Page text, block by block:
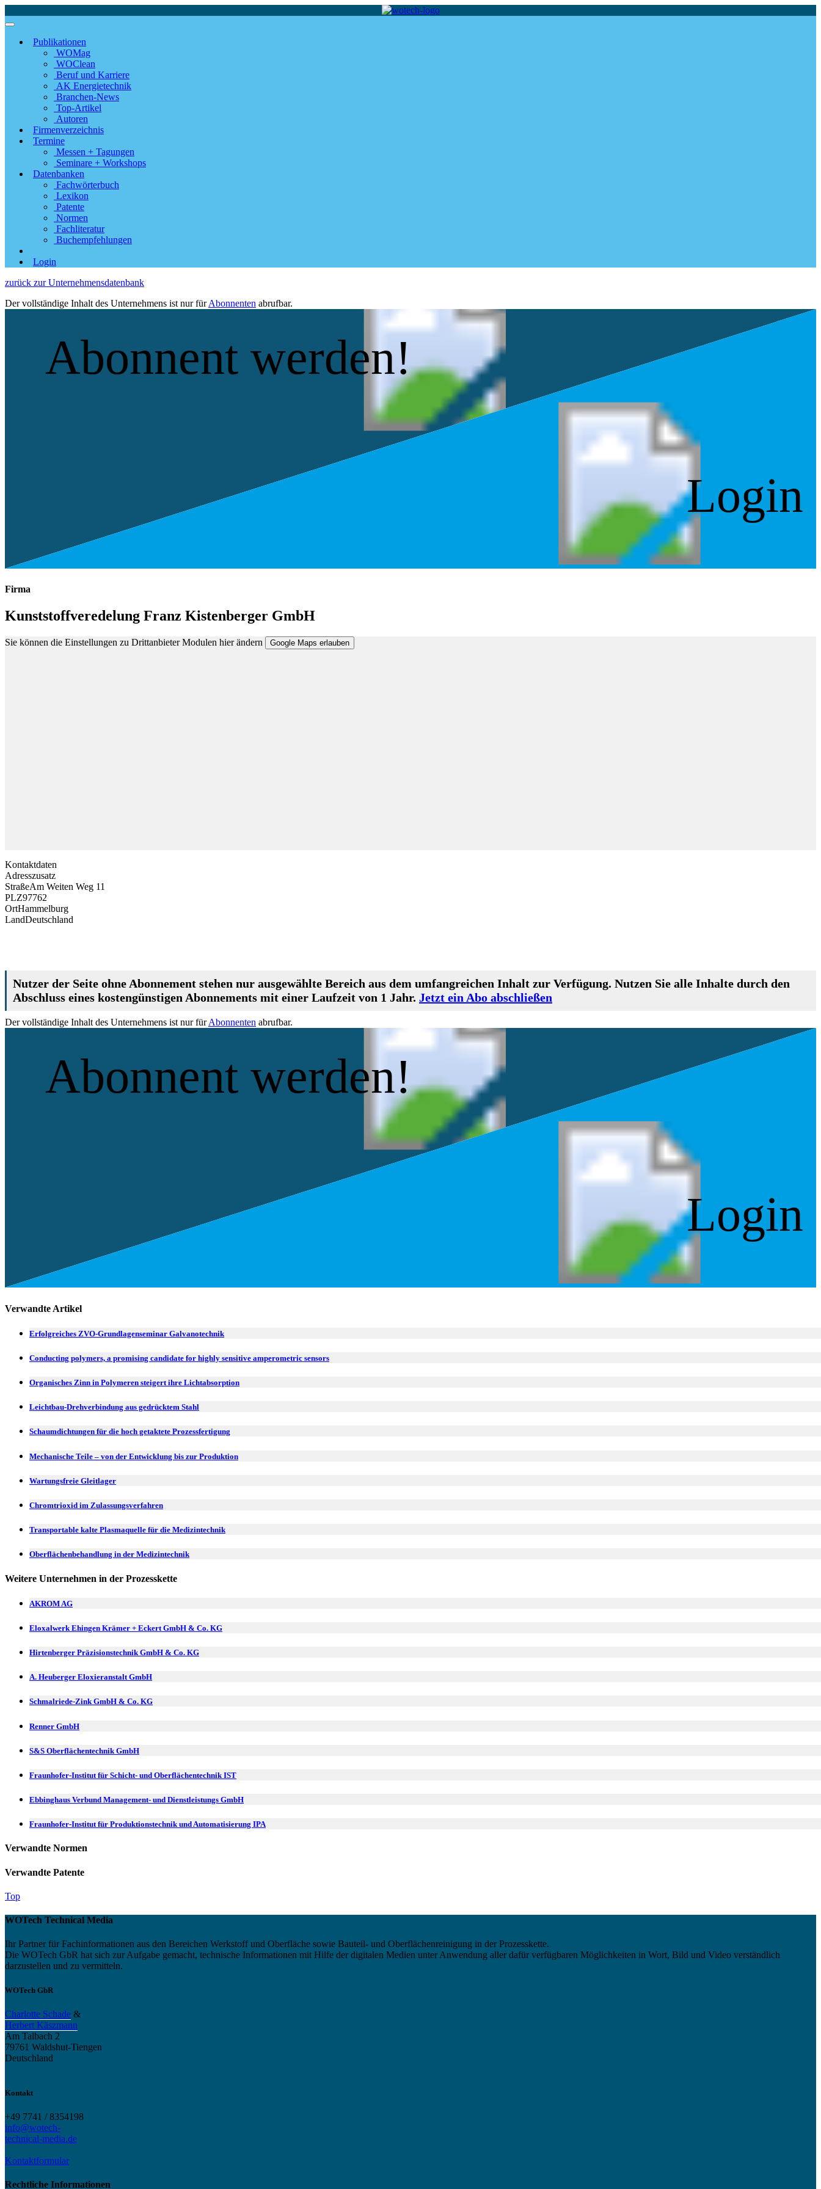
Publikationen
WOMag
WOClean
Beruf und Karriere
AK Energietechnik
Branchen-News
Top-Artikel
Autoren
Firmenverzeichnis
Termine
Messen + Tagungen
Seminare + Workshops
Datenbanken
Fachwörterbuch
Lexikon
Patente
Normen
Fachliteratur
Buchempfehlungen
Login
zurück zur Unternehmensdatenbank
Der vollständige Inhalt des Unternehmens ist nur fürAbonnenten abrufbar.
Abonnent werden!
Login
Firma
Kunststoffveredelung Franz Kistenberger GmbH
Sie können die Einstellungen zu Drittanbieter Modulen hier ändern Google Maps erlauben
Kontaktdaten
Adresszusatz
StraßeAm Weiten Weg 11
PLZ97762
OrtHammelburg
LandDeutschland
Nutzer der Seite ohne Abonnement stehen nur ausgewählte Bereich aus dem umfangreichen Inhalt zur Verfügung. Nutzen Sie alle Inhalte durch den
Abschluss eines kostengünstigen Abonnements mit einer Laufzeit von 1 Jahr. Jetzt ein Abo abschließen
Der vollständige Inhalt des Unternehmens ist nur fürAbonnenten abrufbar.
Abonnent werden!
Login
Verwandte Artikel
Erfolgreiches ZVO-Grundlagenseminar Galvanotechnik
Conducting polymers, a promising candidate for highly sensitive amperometric sensors
Organisches Zinn in Polymeren steigert ihre Lichtabsorption
Leichtbau-Drehverbindung aus gedrücktem Stahl
Schaumdichtungen für die hoch getaktete Prozessfertigung
Mechanische Teile – von der Entwicklung bis zur Produktion
Wartungsfreie Gleitlager
Chromtrioxid im Zulassungsverfahren
Transportable kalte Plasmaquelle für die Medizintechnik
Oberflächenbehandlung in der Medizintechnik
Weitere Unternehmen in der Prozesskette
AKROM AG
Eloxalwerk Ehingen Krämer + Eckert GmbH & Co. KG
Hirtenberger Präzisionstechnik GmbH & Co. KG
A. Heuberger Eloxieranstalt GmbH
Schmalriede-Zink GmbH & Co. KG
Renner GmbH
S&S Oberflächentechnik GmbH
Fraunhofer-Institut für Schicht- und Oberflächentechnik IST
Ebbinghaus Verbund Management- und Dienstleistungs GmbH
Fraunhofer-Institut für Produktionstechnik und Automatisierung IPA
Verwandte Normen
Verwandte Patente
Top
WOTech Technical Media
Ihr Partner für Fachinformationen aus den Bereichen Werkstoff und Oberfläche sowie Bauteil- und Oberflächenreinigung in der Prozesskette.
Die WOTech GbR hat sich zur Aufgabe gemacht, technische Informationen mit Hilfe der digitalen Medien unter Anwendung aller dafür verfügbaren Möglichkeiten in Wort, Bild und Video verständlich
darzustellen und zu vermitteln.
WOTech GbR
Charlotte Schade &
Herbert Käszmann
Am Talbach 2
79761 Waldshut-Tiengen
Deutschland
Kontakt
+49 7741 / 8354198
info@wotech-
technical-media.de
Kontaktformular
Rechtliche Informationen